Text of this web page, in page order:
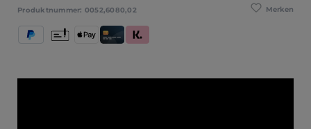
Merken
Produktnummer: 0052,6080,02
PayPal Apple PayKredit- und Debitkarte
Klarna (Rechnung / Ratenkauf / Sofort)
Vorkasse